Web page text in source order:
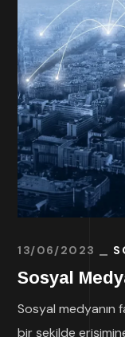
13/06/2023
Sosyal
Sosyal medyanın
bir şekilde